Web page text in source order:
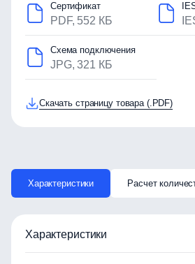
Сертификат
PDF, 552 КБ
Схема подключения
JPG, 321 КБ
Скачать страницу товара (.PDF)
Характеристики Расчет
Характеристики